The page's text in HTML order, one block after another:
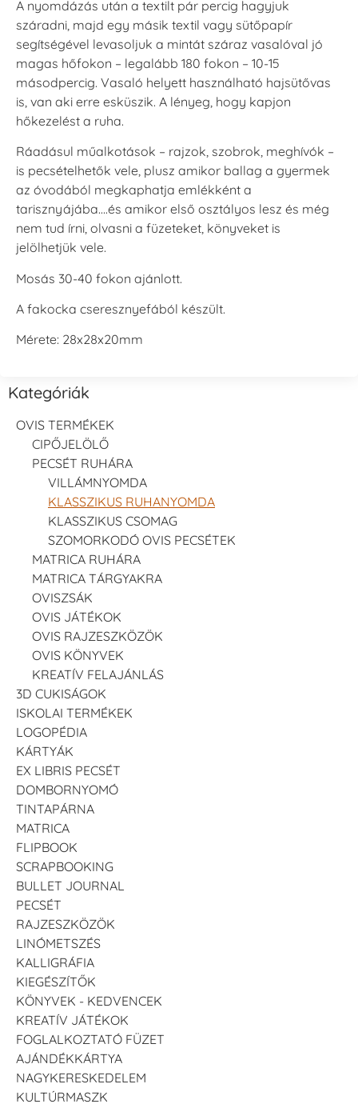
A nyomdázás után a textilt pár percig hagyjuk
száradni, majd egy másik textil vagy sütőpapír
segítségével levasoljuk a mintát száraz vasalóval jó
magas hőfokon – legalább 180 fokon – 10-15
másodpercig. Vasaló helyett használható hajsütővas
is, van aki erre esküszik. A lényeg, hogy kapjon
hőkezelést a ruha.
Ráadásul műalkotások – rajzok, szobrok, meghívók –
is pecsételhetők vele, plusz amikor ballag a gyermek
az óvodából megkaphatja emlékként a
tarisznyájába….és amikor első osztályos lesz és még
nem tud írni, olvasni a füzeteket, könyveket is
jelölhetjük vele.
Mosás 30-40 fokon ajánlott.
A fakocka cseresznyefából készült.
Mérete: 28x28x20mm
Kategóriák
OVIS TERMÉKEK
CIPŐJELÖLŐ
PECSÉT RUHÁRA
VILLÁMNYOMDA
KLASSZIKUS RUHANYOMDA
KLASSZIKUS CSOMAG
SZOMORKODÓ OVIS PECSÉTEK
MATRICA RUHÁRA
MATRICA TÁRGYAKRA
OVISZSÁK
OVIS JÁTÉKOK
OVIS RAJZESZKÖZÖK
OVIS KÖNYVEK
KREATÍV FELAJÁNLÁS
3D CUKISÁGOK
ISKOLAI TERMÉKEK
LOGOPÉDIA
KÁRTYÁK
EX LIBRIS PECSÉT
DOMBORNYOMÓ
TINTAPÁRNA
MATRICA
FLIPBOOK
SCRAPBOOKING
BULLET JOURNAL
PECSÉT
RAJZESZKÖZÖK
LINÓMETSZÉS
KALLIGRÁFIA
KIEGÉSZÍTŐK
KÖNYVEK - KEDVENCEK
KREATÍV JÁTÉKOK
FOGLALKOZTATÓ FÜZET
AJÁNDÉKKÁRTYA
NAGYKERESKEDELEM
KULTÚRMASZK